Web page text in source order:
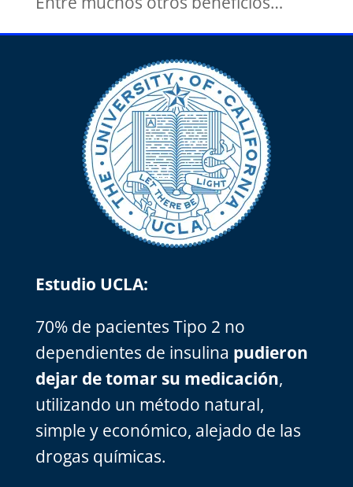
Estudio UCLA:
70% de pacientes Tipo 2 no
dependientes de insulina pudieron
dejar de tomar su medicación,
utilizando un método natural,
simple y económico, alejado de las
drogas químicas.